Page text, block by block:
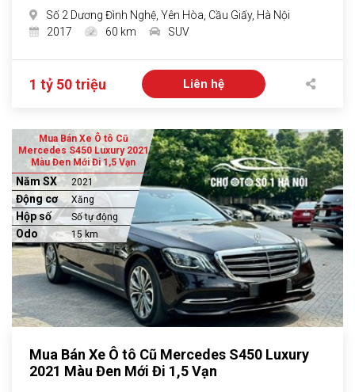
Số 2 Dương Đình Nghệ, Yên Hòa, Cầu Giấy, Hà Nội
2017
60 km SUV
1 tỷ 50 triệu Liên hệ
Mua Bán Xe Ô tô Cũ
Mercedes S450 Luxury 2021
Màu Đen Mới Đi 1,5 Vạn
Năm SX 2021
Động cơ Xăng
Hộp số Số tự động
Odo 15 km
Mua Bán Xe Ô tô Cũ Mercedes S450 Luxury
2021 Màu Đen Mới Đi 1,5 Vạn